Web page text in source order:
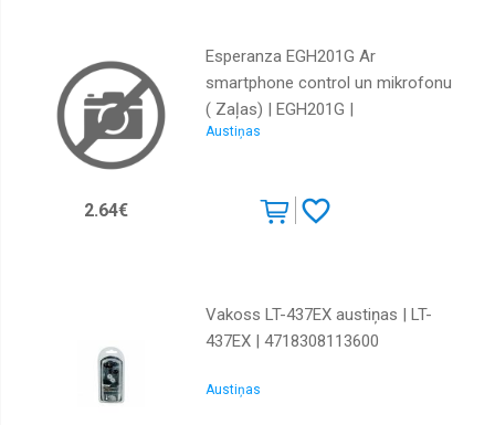
Esperanza EGH201G Ar
smartphone control un mikrofonu
( Zaļas) | EGH201G |
5901299942666
Austiņas
2.64€
Vakoss LT-437EX austiņas | LT-
437EX | 4718308113600
Austiņas